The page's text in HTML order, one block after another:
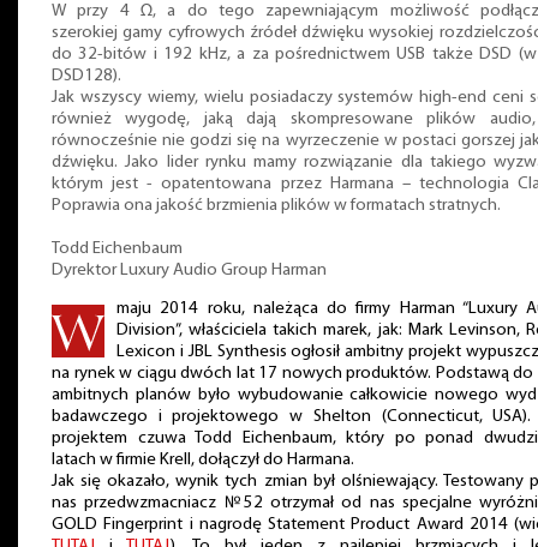
W przy 4 Ω, a do tego zapewniającym możliwość
szerokiej gamy cyfrowych źródeł dźwięku wysokiej
do 32-bitów i 192 kHz, a za pośrednictwem USB także DSD
DSD128).
Jak wszyscy wiemy, wielu posiadaczy systemów high-end ceni
również wygodę, jaką dają skompresowane plików
równocześnie nie godzi się na wyrzeczenie w postaci gorszej
dźwięku. Jako lider rynku mamy rozwiązanie dla takiego
którym jest - opatentowana przez Harmana – technologia
Poprawia ona jakość brzmienia plików w formatach stratnych.
Todd Eichenbaum
Dyrektor Luxury Audio Group Harman
maju 2014 roku, należąca do firmy Harman “Luxury
Division”, właściciela takich marek, jak: Mark Levinson,
Lexicon i JBL Synthesis ogłosił ambitny projekt
na rynek w ciągu dwóch lat 17 nowych produktów. Podstawą do
ambitnych planów było wybudowanie całkowicie nowego
badawczego i projektowego w Shelton (Connecticut, USA).
projektem czuwa Todd Eichenbaum, który po ponad
latach w firmie Krell, dołączył do Harmana.
Jak się okazało, wynik tych zmian był olśniewający. Testowany
nas przedwzmacniacz №52 otrzymał od nas specjalne
GOLD Fingerprint i nagrodę Statement Product Award 2014